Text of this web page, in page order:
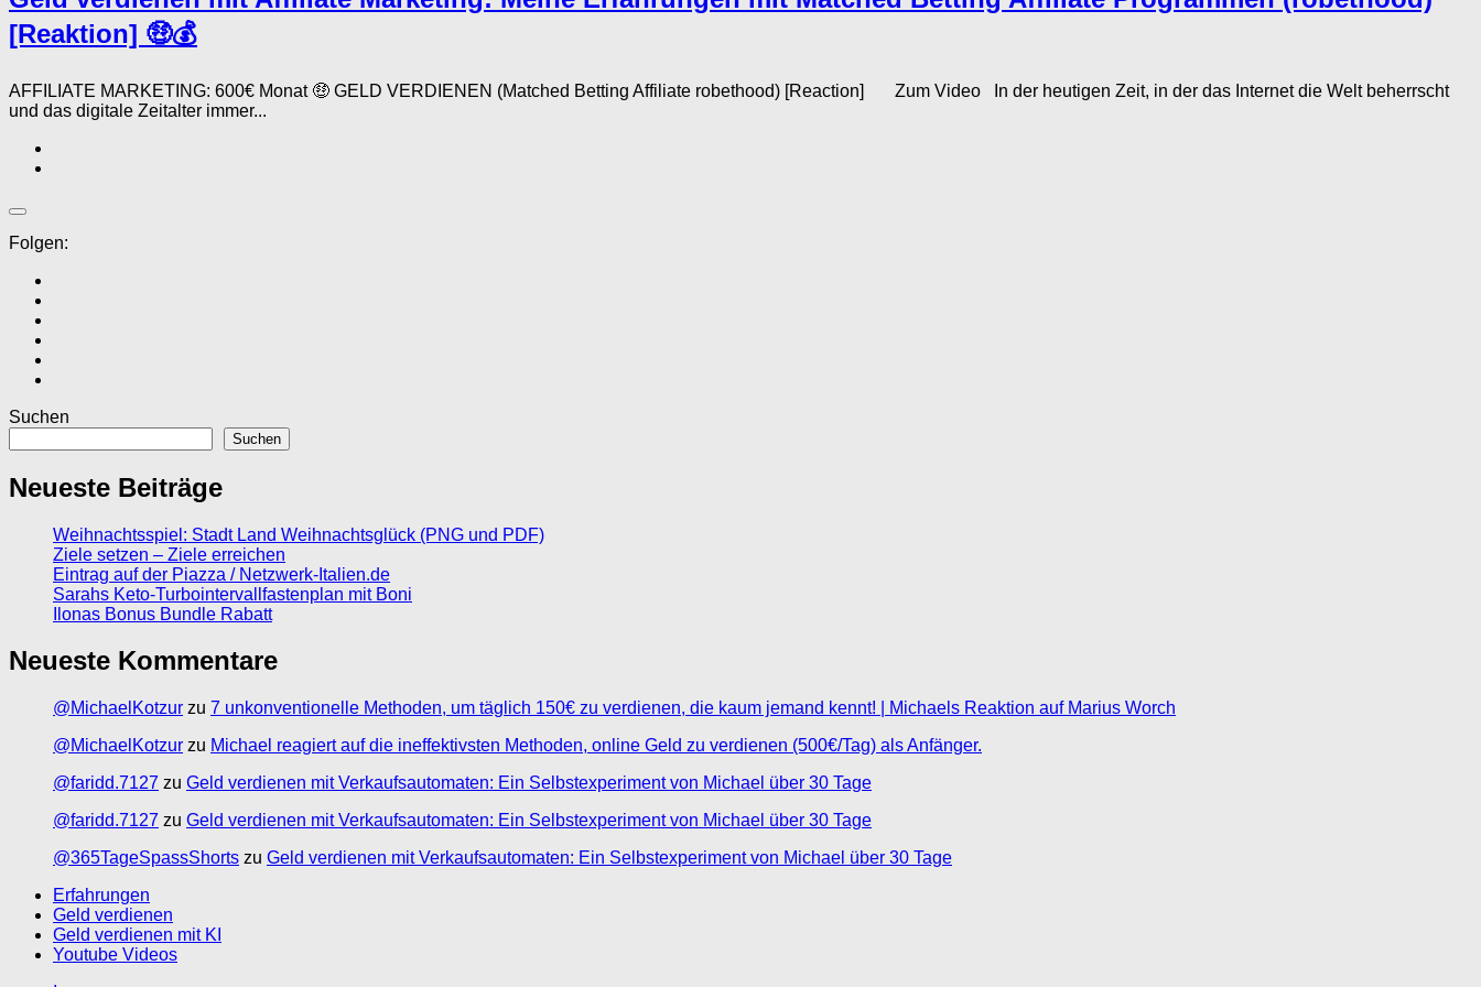
[Reaktion] 🤑💰
AFFILIATE MARKETING: 600€ Monat 🤑 GELD VERDIENEN (Matched Betting Affiliate robethood) [Reaction] Zum Video In der heutigen Zeit, in der das Internet die Welt beherrscht
und das digitale Zeitalter immer...
Folgen:
Suchen
Suchen
Neueste Beiträge
Weihnachtsspiel: Stadt Land Weihnachtsglück (PNG und PDF)
Ziele setzen – Ziele erreichen
Eintrag auf der Piazza / Netzwerk-Italien.de
Sarahs Keto-Turbointervallfastenplan mit Boni
Ilonas Bonus Bundle Rabatt
Neueste Kommentare
@MichaelKotzur zu 7 unkonventionelle Methoden, um täglich 150€ zu verdienen, die kaum jemand kennt! | Michaels Reaktion auf Marius Worch
@MichaelKotzur zu Michael reagiert auf die ineffektivsten Methoden, online Geld zu verdienen (500€/Tag) als Anfänger.
@faridd.7127 zu Geld verdienen mit Verkaufsautomaten: Ein Selbstexperiment von Michael über 30 Tage
@faridd.7127 zu Geld verdienen mit Verkaufsautomaten: Ein Selbstexperiment von Michael über 30 Tage
@365TageSpassShorts zu Geld verdienen mit Verkaufsautomaten: Ein Selbstexperiment von Michael über 30 Tage
Erfahrungen
Geld verdienen
Geld verdienen mit KI
Youtube Videos